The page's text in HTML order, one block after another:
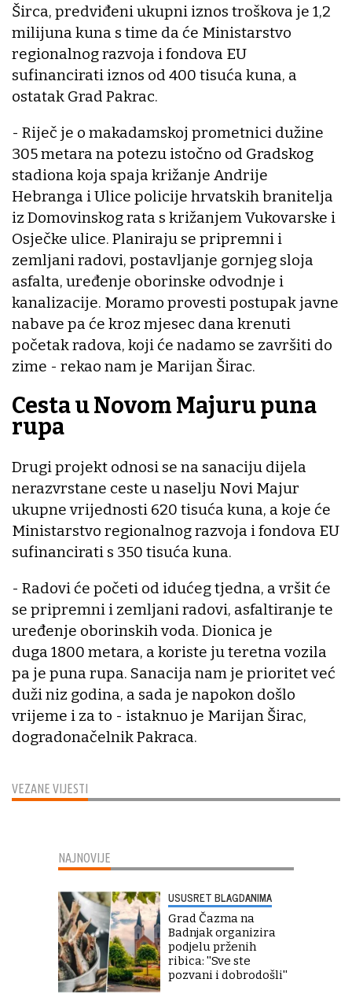
VEZANE VIJESTI
Širca, predviđeni ukupni iznos troškova je 1,2
milijuna kuna s time da će Ministarstvo
regionalnog razvoja i fondova EU
sufinancirati iznos od 400 tisuća kuna, a
ostatak Grad Pakrac.
- Riječ je o makadamskoj prometnici dužine
305 metara na potezu istočno od Gradskog
stadiona koja spaja križanje Andrije
Hebranga i Ulice policije hrvatskih branitelja
iz Domovinskog rata s križanjem Vukovarske i
Osječke ulice. Planiraju se pripremni i
zemljani radovi, postavljanje gornjeg sloja
asfalta, uređenje oborinske odvodnje i
kanalizacije. Moramo provesti postupak javne
nabave pa će kroz mjesec dana krenuti
početak radova, koji će nadamo se završiti do
zime - rekao nam je Marijan Širac.
Cesta u Novom Majuru puna
rupa
Drugi projekt odnosi se na sanaciju dijela
nerazvrstane ceste u naselju Novi Majur
ukupne vrijednosti 620 tisuća kuna, a koje će
Ministarstvo regionalnog razvoja i fondova EU
sufinancirati s 350 tisuća kuna.
- Radovi će početi od idućeg tjedna, a vršit će
se pripremni i zemljani radovi, asfaltiranje te
uređenje oborinskih voda. Dionica je
duga 1800 metara, a koriste ju teretna vozila
pa je puna rupa. Sanacija nam je prioritet već
duži niz godina, a sada je napokon došlo
vrijeme i za to - istaknuo je Marijan Širac,
dogradonačelnik Pakraca.
NAJNOVIJE
USUSRET BLAGDANIMA
Grad Čazma na
Badnjak organizira
podjelu prženih
ribica: ''Sve ste
pozvani i dobrodošli''